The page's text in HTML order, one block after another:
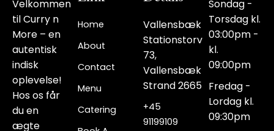
Velkommen
til Curry n
More – en
autentisk
indisk
oplevelse!
Hos os får
du en
ægte
Home
About
Contact
Menu
Catering
Vallensbæk
Stationstorv
73,
Vallensbæk
Strand 2665
+45
91199109‬
Sondag -
Torsdag kl.
03:00pm -
kl.
09:00pm
Fredag -
Lordag kl.
09:30pm